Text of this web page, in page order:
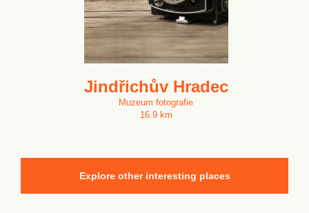
Jindřichův Hradec
Muzeum fotografie
16.9 km
Explore other interesting places